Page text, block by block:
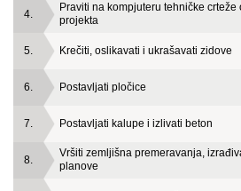
4.
Praviti na kompjuteru tehničke
projekta
5. Krečiti, oslikavati i ukrašavati zidove
6. Postavljati pločice
7. Postavljati kalupe i izlivati beton
8.
Vršiti zemljišna premeravanja,
planove